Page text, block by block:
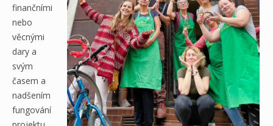
finančními
nebo
věcnými
dary a
svým
časem a
nadšením
fungování